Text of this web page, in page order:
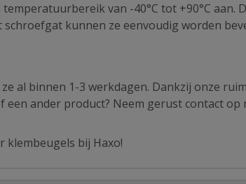
van -40°C tot +90°C aan.
kunnen ze eenvoudig worden
al binnen 1-3 werkdagen. Dankzij onze
ander product? Neem gerust contact op
klembeugels bij Haxo!